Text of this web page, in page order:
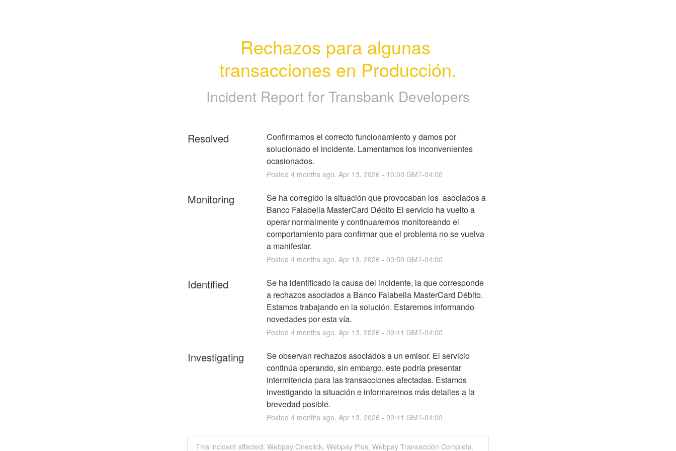
Rechazos para algunas
transacciones en Producción.
Incident Report for Transbank Developers
Resolved
Confirmamos el correcto funcionamiento y damos por
solucionado el incidente. Lamentamos los inconvenientes
ocasionados.
Posted 4months ago. Apr 13, 2026 - 10:00 GMT-04:00
Monitoring
Se ha corregido la situación que provocaban los  asociados a
Banco Falabella MasterCard Débito El servicio ha vuelto a
operar normalmente y continuaremos monitoreando el
comportamiento para confirmar que el problema no se vuelva
a manifestar.
Posted 4months ago. Apr 13, 2026 - 09:59 GMT-04:00
Identified
Se ha identificado la causa del incidente, la que corresponde
a rechazos asociados a Banco Falabella MasterCard Débito.
Estamos trabajando en la solución. Estaremos informando
novedades por esta vía.
Posted 4months ago. Apr 13, 2026 - 09:41 GMT-04:00
Investigating
Se observan rechazos asociados a un emisor. El servicio
continúa operando, sin embargo, este podría presentar
intermitencia para las transacciones afectadas. Estamos
investigando la situación e informaremos más detalles a la
brevedad posible.
Posted 4months ago. Apr 13, 2026 - 09:41 GMT-04:00
This incident affected: Webpay Oneclick, Webpay Plus, Webpay Transacción Completa,